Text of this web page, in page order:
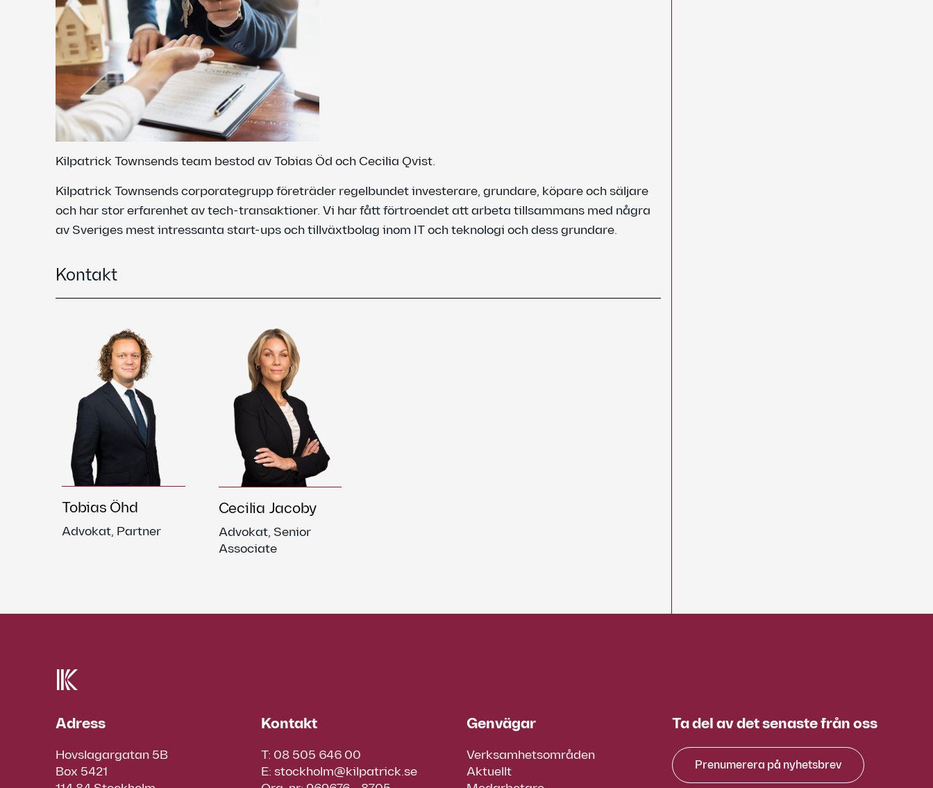
Kilpatrick Townsends team bestod av Tobias Öd och Cecilia Qvist.
Kilpatrick Townsends corporategrupp företräder regelbundet investerare, grundare, köpare och säljare
och har stor erfarenhet av tech-transaktioner. Vi har fått förtroendet att arbeta tillsammans med några
av Sveriges mest intressanta start-ups och tillväxtbolag inom IT och teknologi och dess grundare.
Kontakt
Tobias Öhd
Advokat, Partner
Cecilia Jacoby
Advokat, Senior
Associate
Adress
Hovslagargatan 5B
Box 5421
Kontakt
T: 08 505 646 00
E: stockholm@kilpatrick.se
Genvägar
Verksamhetsområden
Aktuellt
Ta del av det senaste från oss
Prenumerera på nyhetsbrev